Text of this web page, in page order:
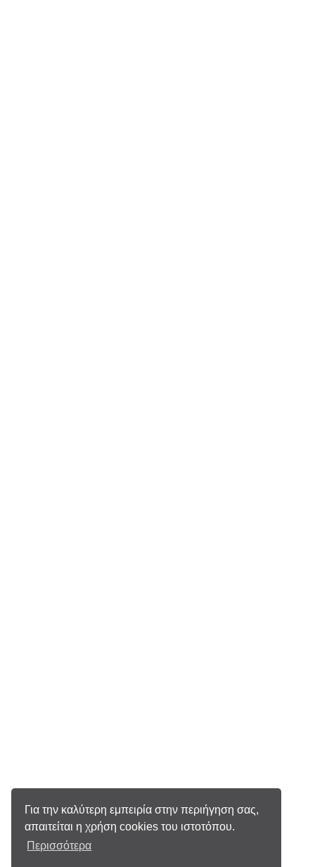
Για την καλύτερη εμπειρία στην περιήγηση σας,
απαιτείται η χρήση cookies του ιστοτόπου.
Περισσότερα